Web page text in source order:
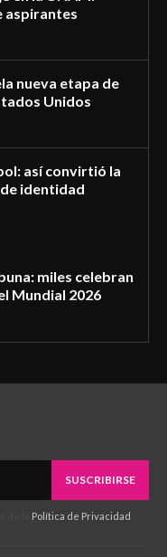
aspirantes
nueva etapa de
Unidos
así convirtió la
identidad
miles celebran
Mundial 2026
SUSCRIBIRSE
Política de Privacidad